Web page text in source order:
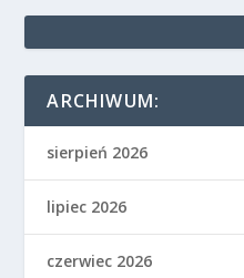
ARCHIWUM:
sierpień 2026
lipiec 2026
czerwiec 2026